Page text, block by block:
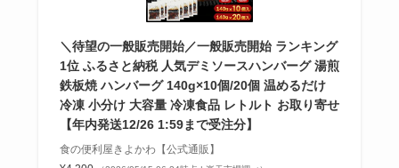
＼待望の一般販売開始／一般販売開始 ランキング
1位 ふるさと納税 人気デミソースハンバーグ 湯煎
鉄板焼 ハンバーグ 140g×10個/20個 温めるだけ
冷凍 小分け 大容量 冷凍食品 レトルト お取り寄せ
【年内発送12/26 1:59まで受注分】
食の便利屋きよかわ【公式通販】